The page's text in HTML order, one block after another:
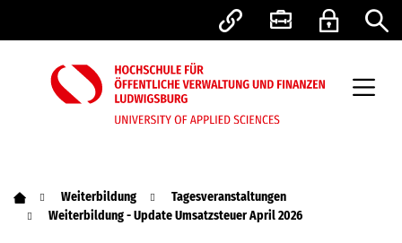
Weiterbildung
Tagesveranstaltungen
Weiterbildung - Update Umsatzsteuer April 2026